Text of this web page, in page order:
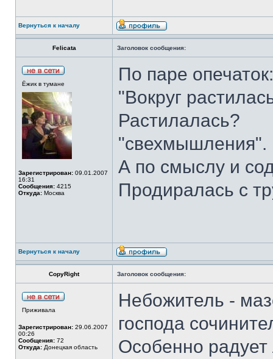
Вернуться к началу
Felicata Заголовок сообщения:
Ёжик в тумане
Зарегистрирован: 09.01.2007
16:31
Сообщения: 4215
Откуда: Москва
По паре опечаток:
"Вокруг
Растилалась?
"свехмышления".
А по смыслу и
Продиралась с
Вернуться к началу
CopyRight Заголовок сообщения:
Приживала
Зарегистрирован: 29.06.2007
00:26
Сообщения: 72
Откуда: Донецкая область
Небожитель -
господа
Особенно радует